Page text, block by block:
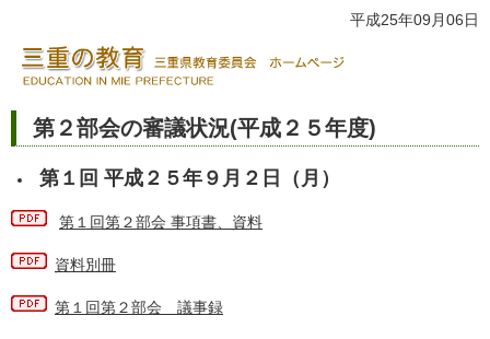
平成25年09月06日
第２部会の審議状況(平成２５年度)
第１回 平成２５年９月２日（月）
第１回第２部会 事項書、資料
資料別冊
第１回第２部会 議事録